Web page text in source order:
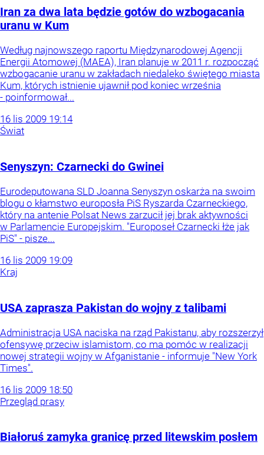
Iran za dwa lata będzie gotów do wzbogacania
uranu w Kum
Według najnowszego raportu Międzynarodowej Agencji
Energii Atomowej (MAEA), Iran planuje w 2011 r. rozpocząć
wzbogacanie uranu w zakładach niedaleko świętego miasta
Kum, których istnienie ujawnił pod koniec września
- poinformował...
16 lis 2009 19:14
Świat
Senyszyn: Czarnecki do Gwinei
Eurodeputowana SLD Joanna Senyszyn oskarża na swoim
blogu o kłamstwo europosła PiS Ryszarda Czarneckiego,
który na antenie Polsat News zarzucił jej brak aktywności
w Parlamencie Europejskim. "Europoseł Czarnecki łże jak
PiS" - pisze...
16 lis 2009 19:09
Kraj
USA zaprasza Pakistan do wojny z talibami
Administracja USA naciska na rząd Pakistanu, aby rozszerzył
ofensywę przeciw islamistom, co ma pomóc w realizacji
nowej strategii wojny w Afganistanie - informuje "New York
Times".
16 lis 2009 18:50
Przegląd prasy
Białoruś zamyka granicę przed litewskim posłem